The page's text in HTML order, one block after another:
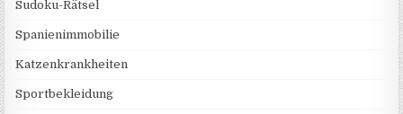
Sudoku-Rätsel
Spanienimmobilie
Katzenkrankheiten
Sportbekleidung